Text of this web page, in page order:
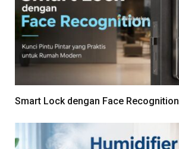
Smart Lock dengan Face Recognition